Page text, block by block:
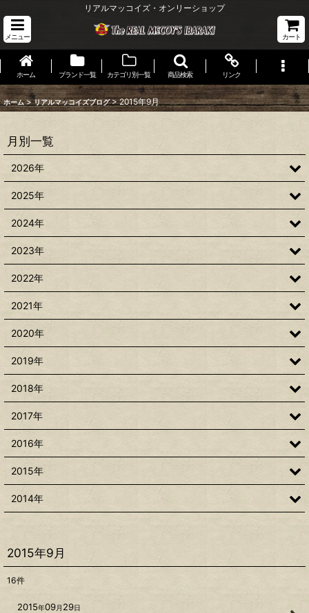
リアルマッコイズ・オンリーショップ
メニュー カート
ホーム ブランド一覧 カテゴリ別一覧 商品検索 リンク
ホーム > リアルマッコイズブログ > 2015年9月
2015年9月
16件
2015年09月 29日
月別一覧
2026年
2025年
2024年
2023年
2022年
2021年
2020年
2019年
2018年
2017年
2016年
2015年
2014年